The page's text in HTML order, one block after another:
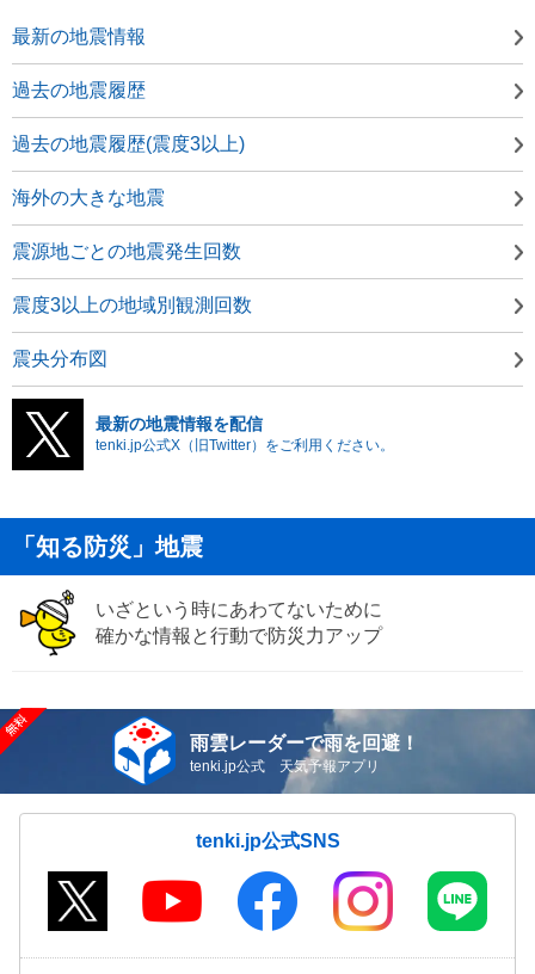
最新の地震情報
過去の地震履歴
過去の地震履歴(震度3以上)
海外の大きな地震
震源地ごとの地震発生回数
震度3以上の地域別観測回数
震央分布図
最新の地震情報を配信
tenki.jp公式X（旧Twitter）をご利用ください。
「知る防災」地震
いざという時にあわてないために
確かな情報と行動で防災力アップ
雨雲レーダーで雨を回避！
tenki.jp公式 天気予報アプリ
tenki.jp公式SNS